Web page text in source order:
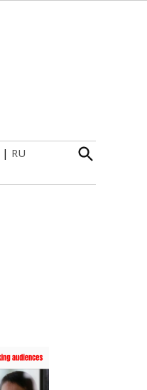
| RU
Open
Search